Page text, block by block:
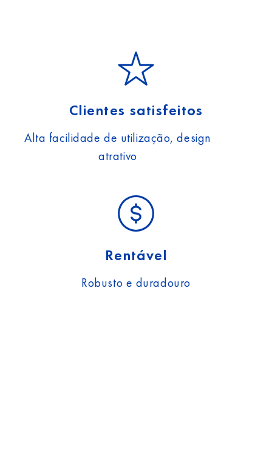
Clientes satisfeitos
Alta facilidade de utilização, design
atrativo
Rentável
Robusto e duradouro